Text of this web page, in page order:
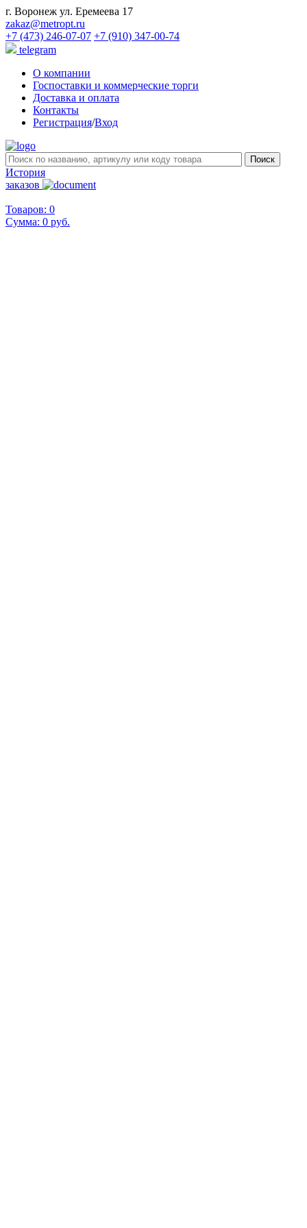
г. Воронеж ул. Еремеева 17
zakaz@metropt.ru
+7 (473) 246-07-07 +7 (910) 347-00-74
telegram
О компании
Госпоставки и коммерческие торги
Доставка и оплата
Контакты
Регистрация/Вход
История
заказов
Товаров: 0
Сумма: 0 руб.